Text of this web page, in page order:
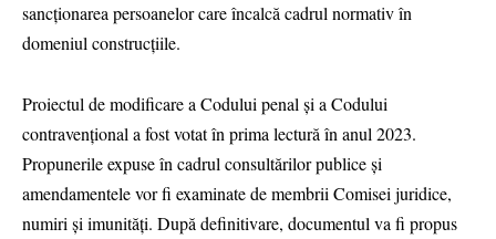
sancționarea persoanelor care încalcă cadrul normativ în
domeniul construcțiile.
Proiectul de modificare a Codului penal și a Codului
contravențional a fost votat în prima lectură în anul 2023.
Propunerile expuse în cadrul consultărilor publice și
amendamentele vor fi examinate de membrii Comisei juridice,
numiri și imunități. După definitivare, documentul va fi propus